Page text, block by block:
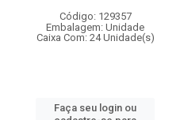
Código: 129357
Embalagem: Unidade
Caixa Com: 24 Unidade(s)
Faça seu login ou